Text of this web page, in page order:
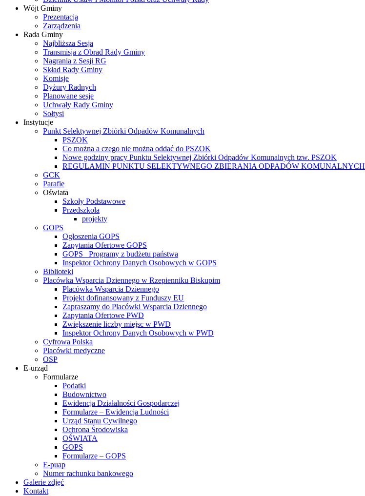
Wójt Gminy
Prezentacja
Zarządzenia
Rada Gminy
Najbliższa Sesja
Transmisja z Obrad Rady Gminy
Nagrania z Sesji RG
Skład Rady Gminy
Komisje
Dyżury Radnych
Planowane sesje
Uchwały Rady Gminy
Sołtysi
Instytucje
Punkt Selektywnej Zbiórki Odpadów Komunalnych
PSZOK
Co można a czego nie można oddać do PSZOK
Nowe godziny pracy Punktu Selektywnej Zbiórki Odpadów Komunalnych tzw. PSZOK
REGULAMIN PUNKTU SELEKTYWNEGO ZBIERANIA ODPADÓW KOMUNALNYCH
GCK
Parafie
Oświata
Szkoły Podstawowe
Przedszkola
projekty
GOPS
Ogłoszenia GOPS
Zapytania Ofertowe GOPS
GOPS_ Programy z budżetu państwa
Inspektor Ochrony Danych Osobowych w GOPS
Biblioteki
Placówka Wsparcia Dziennego w Rzepienniku Biskupim
Placówka Wsparcia Dziennego
Projekt dofinansowany z Funduszy EU
Zapraszamy do Placówki Wsparcia Dziennego
Zapytania Ofertowe PWD
Zwiększenie liczby miejsc w PWD
Inspektor Ochrony Danych Osobowych w PWD
Cyfrowa Polska
Placówki medyczne
OSP
E-urząd
Formularze
Podatki
Budownictwo
Ewidencja Działalności Gospodarczej
Formularze – Ewidencja Ludności
Urząd Stanu Cywilnego
Ochrona Środowiska
OŚWIATA
GOPS
Formularze – GOPS
E-puap
Numer rachunku bankowego
Galerie zdjęć
Kontakt